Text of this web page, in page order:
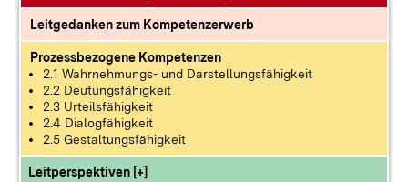
Leitgedanken zum Kompetenzerwerb
Prozessbezogene Kompetenzen
2.1 Wahrnehmungs- und Darstellungsfähigkeit
2.2 Deutungsfähigkeit
2.3 Urteilsfähigkeit
2.4 Dialogfähigkeit
2.5 Gestaltungsfähigkeit
Leitperspektiven [+]